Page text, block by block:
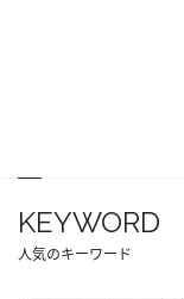
KEYWORD
人気のキーワード